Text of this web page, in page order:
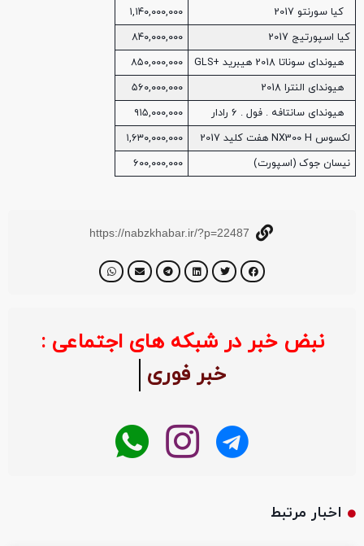
کیا سورنتو 2017
۱,۱۴۰,۰۰۰,۰۰۰
کیا اسپورتیج 2017
۸۴۰,۰۰۰,۰۰۰
هیوندای سوناتا 2018 هیبرید +GLS
۸۵۰,۰۰۰,۰۰۰
هیوندای النترا 2018
۵۶۰,۰۰۰,۰۰۰
هیوندای سانتافه . فول . 6 رادار
۹۱۵,۰۰۰,۰۰۰
لکسوس NX300 H هفت کلید 2017
۱,۶۳۰,۰۰۰,۰۰۰
نیسان جوک (اسپورت)
۶۰۰,۰۰۰,۰۰۰
https://nabzkhabar.ir/?p=22487
نبض خبر در شبکه های اجتماعی :
خبر فوری
اخبار مرتبط